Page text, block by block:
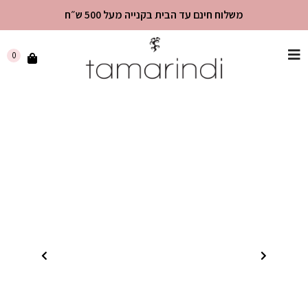
שִׂים
משלוח חינם עד הבית בקנייה מעל 500 ש״ח
0